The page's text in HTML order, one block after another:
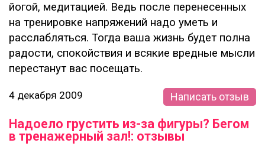
йогой, медитацией. Ведь после перенесенных
на тренировке напряжений надо уметь и
расслабляться. Тогда ваша жизнь будет полна
радости, спокойствия и всякие вредные мысли
перестанут вас посещать.
4 декабря 2009 Написать отзыв
Надоело грустить из-за фигуры? Бегом
в тренажерный зал!: отзывы